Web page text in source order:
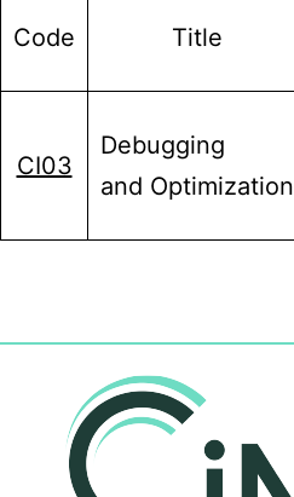
Code Title
CI03
Debugging
and Optimization